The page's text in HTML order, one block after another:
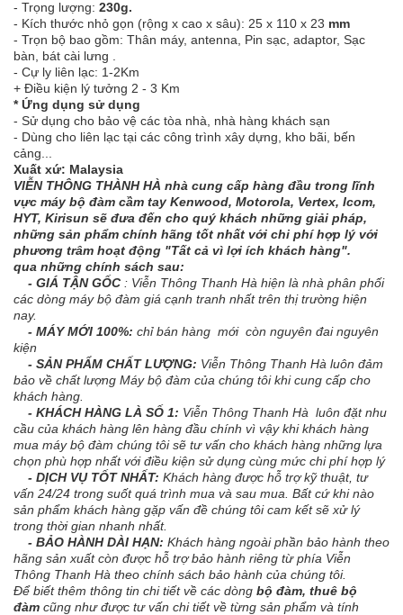
- Trọng lượng: 230g.
- Kích thước nhỏ gọn (rộng x cao x sâu): 25 x 110 x 23 mm
- Trọn bộ bao gồm: Thân máy, antenna, Pin sạc, adaptor, Sạc
bàn, bát cài lưng .
- Cự ly liên lạc: 1-2Km
+ Điều kiện lý tưởng 2 - 3 Km
* Ứng dụng sử dụng
- Sử dụng cho bảo vệ các tòa nhà, nhà hàng khách sạn
- Dùng cho liên lạc tại các công trình xây dựng, kho bãi, bến
cảng...
Xuất xứ: Malaysia
VIỄN THÔNG THÀNH HÀ nhà cung cấp hàng đầu trong lĩnh
vực máy bộ đàm cầm tay Kenwood, Motorola, Vertex, Icom,
HYT, Kirisun sẽ đưa đến cho quý khách những giải pháp,
những sản phẩm chính hãng tốt nhất với chi phí hợp lý với
phương trâm hoạt động "Tất cả vì lợi ích khách hàng".
qua những chính sách sau:
- GIÁ TẬN GỐC : Viễn Thông Thanh Hà hiện là nhà phân phối
các dòng máy bộ đàm giá cạnh tranh nhất trên thị trường hiện
nay.
- MÁY MỚI 100%: chỉ bán hàng mới còn nguyên đai nguyên
kiện
- SẢN PHẨM CHẤT LƯỢNG: Viễn Thông Thanh Hà luôn đảm
bảo về chất lượng Máy bộ đàm của chúng tôi khi cung cấp cho
khách hàng.
- KHÁCH HÀNG LÀ SỐ 1: Viễn Thông Thanh Hà luôn đặt nhu
cầu của khách hàng lên hàng đầu chính vì vậy khi khách hàng
mua máy bộ đàm chúng tôi sẽ tư vấn cho khách hàng những lựa
chọn phù hợp nhất với điều kiện sử dụng cùng mức chi phí hợp lý
- DỊCH VỤ TỐT NHẤT: Khách hàng được hỗ trợ kỹ thuật, tư
vấn 24/24 trong suốt quá trình mua và sau mua. Bất cứ khi nào
sản phẩm khách hàng gặp vấn đề chúng tôi cam kết sẽ xử lý
trong thời gian nhanh nhất.
- BẢO HÀNH DÀI HẠN: Khách hàng ngoài phần bảo hành theo
hãng sản xuất còn được hỗ trợ bảo hành riêng từ phía Viễn
Thông Thanh Hà theo chính sách bảo hành của chúng tôi.
Để biết thêm thông tin chi tiết về các dòng bộ đàm, thuê bộ
đàm cũng như được tư vấn chi tiết về từng sản phẩm và tính